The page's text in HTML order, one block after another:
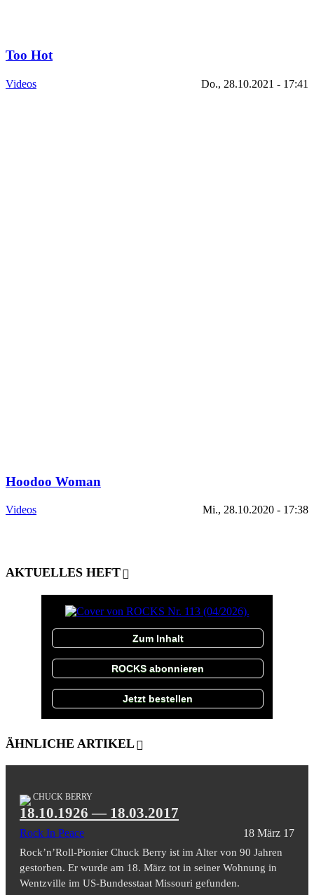
Too Hot
Videos Do., 28.10.2021 - 17:41
Hoodoo Woman
Videos Mi., 28.10.2020 - 17:38
AKTUELLES HEFT
Zum Inhalt
ROCKS abonnieren
Jetzt bestellen
ÄHNLICHE ARTIKEL
CHUCK BERRY
18.10.1926 — 18.03.2017
Rock In Peace 18 März 17
Rock’n’Roll-Pionier Chuck Berry ist im Alter von 90 Jahren
gestorben. Er wurde am 18. März tot in seiner Wohnung in
Wentzville im US-Bundesstaat Missouri gefunden.